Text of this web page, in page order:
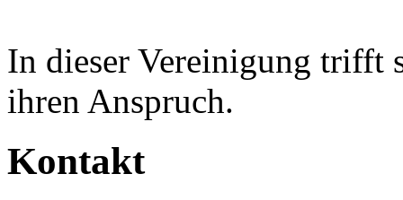
In dieser Vereinigung trifft
ihren Anspruch.
Kontakt